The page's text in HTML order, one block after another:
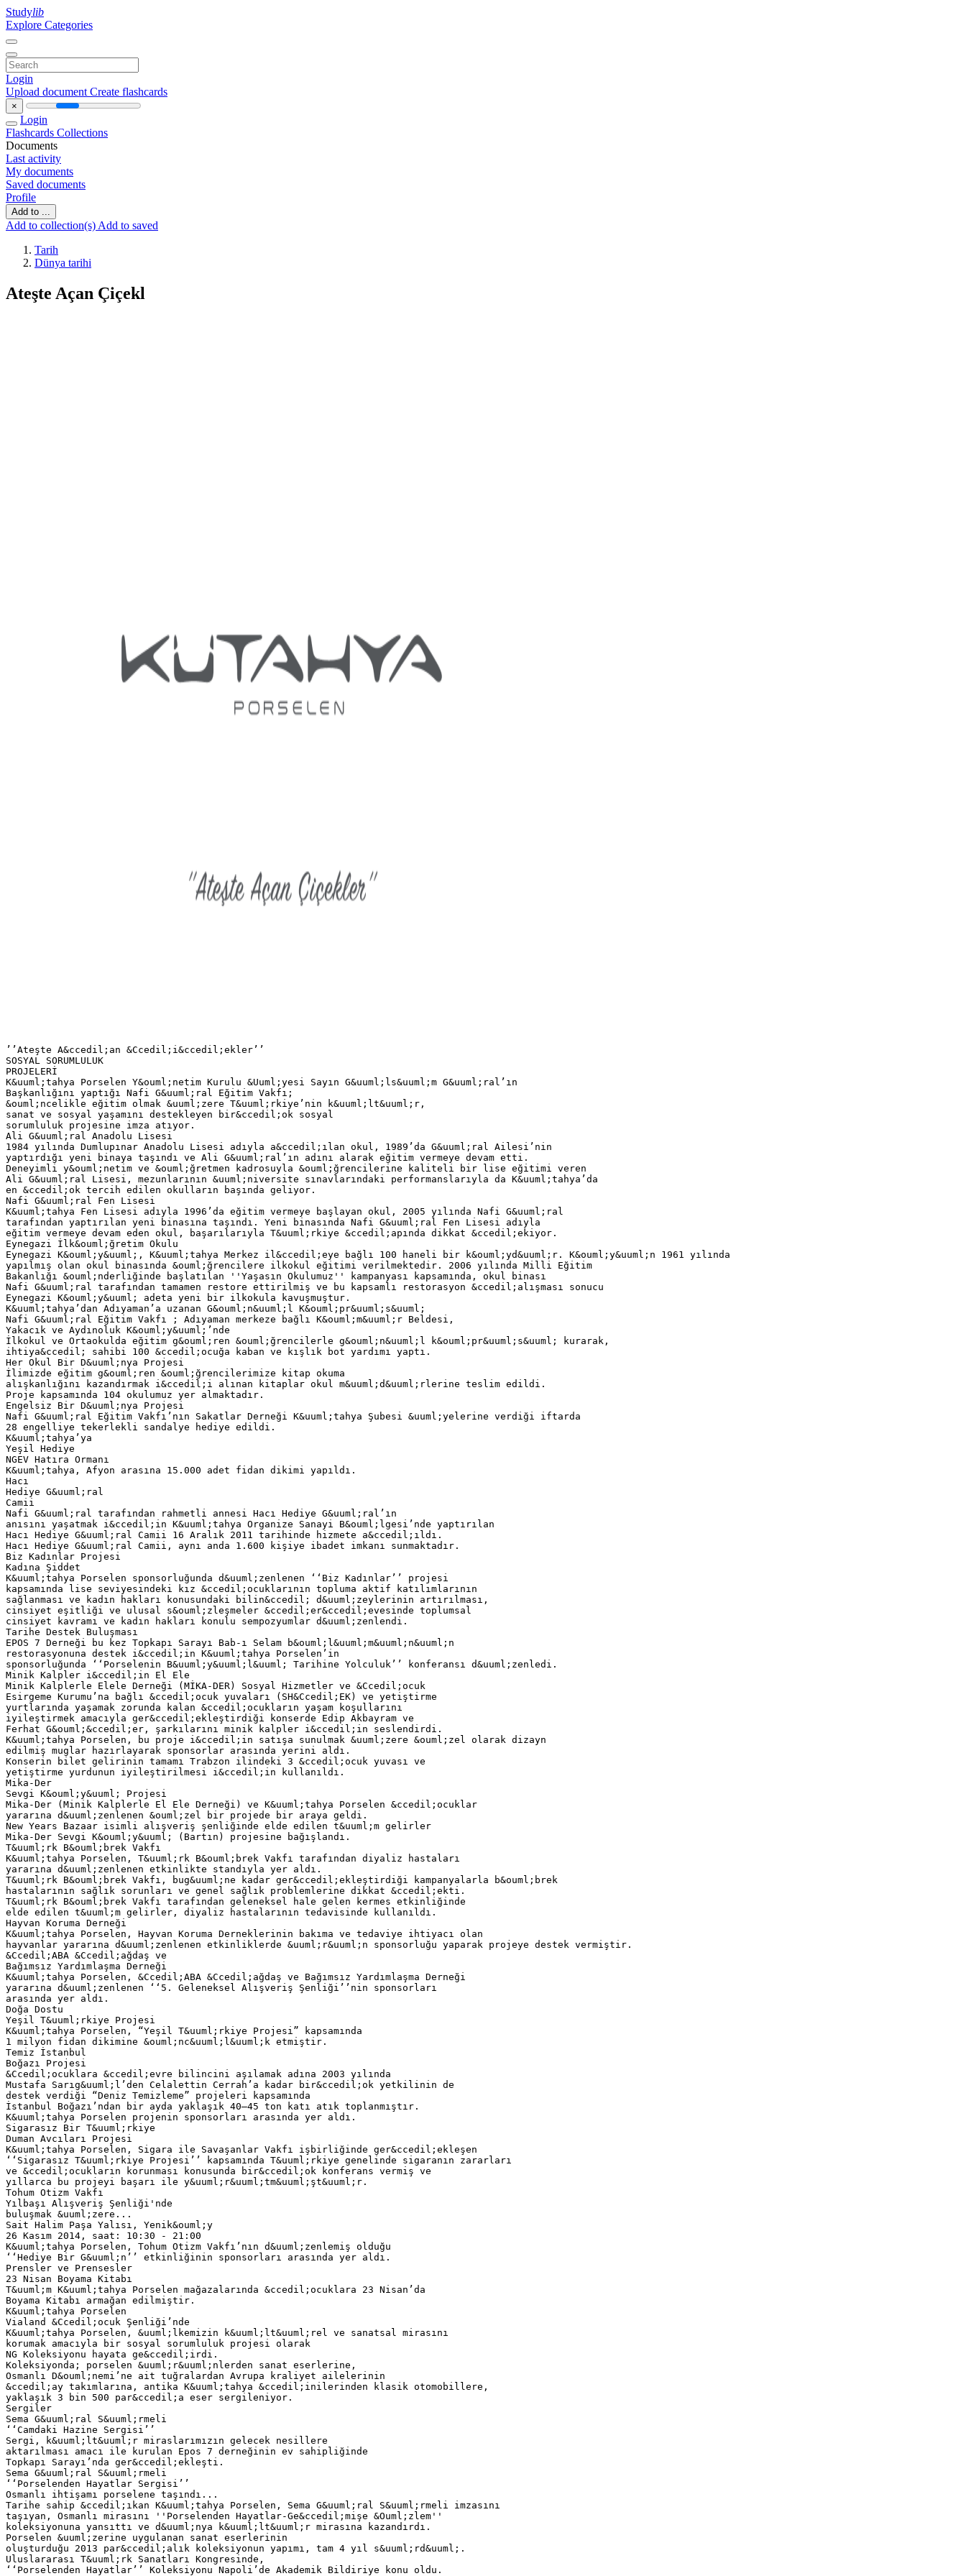
Studylib
Explore Categories
Login
Upload document Create flashcards
×
Login
Flashcards Collections
Documents
Last activity
My documents
Saved documents
Profile
Add to ...
Add to collection(s) Add to saved
Tarih
Dünya tarihi
Ateşte Açan Çiçekl
’’Ateşte A&ccedil;an &Ccedil;i&ccedil;ekler’’
SOSYAL SORUMLULUK
PROJELERİ
K&uuml;tahya Porselen Y&ouml;netim Kurulu &Uuml;yesi Sayın G&uuml;ls&uuml;m G&uuml;ral’ın
Başkanlığını yaptığı Nafi G&uuml;ral Eğitim Vakfı;
&ouml;ncelikle eğitim olmak &uuml;zere T&uuml;rkiye’nin k&uuml;lt&uuml;r,
sanat ve sosyal yaşamını destekleyen bir&ccedil;ok sosyal
sorumluluk projesine imza atıyor.
Ali G&uuml;ral Anadolu Lisesi
1984 yılında Dumlupınar Anadolu Lisesi adıyla a&ccedil;ılan okul, 1989’da G&uuml;ral Ailesi’nin
yaptırdığı yeni binaya taşındı ve Ali G&uuml;ral’ın adını alarak eğitim vermeye devam etti.
Deneyimli y&ouml;netim ve &ouml;ğretmen kadrosuyla &ouml;ğrencilerine kaliteli bir lise eğitimi veren
Ali G&uuml;ral Lisesi, mezunlarının &uuml;niversite sınavlarındaki performanslarıyla da K&uuml;tahya’da
en &ccedil;ok tercih edilen okulların başında geliyor.
Nafi G&uuml;ral Fen Lisesi
K&uuml;tahya Fen Lisesi adıyla 1996’da eğitim vermeye başlayan okul, 2005 yılında Nafi G&uuml;ral
tarafından yaptırılan yeni binasına taşındı. Yeni binasında Nafi G&uuml;ral Fen Lisesi adıyla
eğitim vermeye devam eden okul, başarılarıyla T&uuml;rkiye &ccedil;apında dikkat &ccedil;ekiyor.
Eynegazi İlk&ouml;ğretim Okulu
Eynegazi K&ouml;y&uuml;, K&uuml;tahya Merkez il&ccedil;eye bağlı 100 haneli bir k&ouml;yd&uuml;r. K&ouml;y&uuml;n 1961 yılında
yapılmış olan okul binasında &ouml;ğrencilere ilkokul eğitimi verilmektedir. 2006 yılında Milli Eğitim
Bakanlığı &ouml;nderliğinde başlatılan ''Yaşasın Okulumuz'' kampanyası kapsamında, okul binası
Nafi G&uuml;ral tarafından tamamen restore ettirilmiş ve bu kapsamlı restorasyon &ccedil;alışması sonucu
Eynegazi K&ouml;y&uuml; adeta yeni bir ilkokula kavuşmuştur.
K&uuml;tahya’dan Adıyaman’a uzanan G&ouml;n&uuml;l K&ouml;pr&uuml;s&uuml;
Nafi G&uuml;ral Eğitim Vakfı ; Adıyaman merkeze bağlı K&ouml;m&uuml;r Beldesi,
Yakacık ve Aydınoluk K&ouml;y&uuml;’nde
İlkokul ve Ortaokulda eğitim g&ouml;ren &ouml;ğrencilerle g&ouml;n&uuml;l k&ouml;pr&uuml;s&uuml; kurarak,
ihtiya&ccedil; sahibi 100 &ccedil;ocuğa kaban ve kışlık bot yardımı yaptı.
Her Okul Bir D&uuml;nya Projesi
İlimizde eğitim g&ouml;ren &ouml;ğrencilerimize kitap okuma
alışkanlığını kazandırmak i&ccedil;i alınan kitaplar okul m&uuml;d&uuml;rlerine teslim edildi.
Proje kapsamında 104 okulumuz yer almaktadır.
Engelsiz Bir D&uuml;nya Projesi
Nafi G&uuml;ral Eğitim Vakfı’nın Sakatlar Derneği K&uuml;tahya Şubesi &uuml;yelerine verdiği iftarda
28 engelliye tekerlekli sandalye hediye edildi.
K&uuml;tahya’ya
Yeşil Hediye
NGEV Hatıra Ormanı
K&uuml;tahya, Afyon arasına 15.000 adet fidan dikimi yapıldı.
Hacı
Hediye G&uuml;ral
Camii
Nafi G&uuml;ral tarafından rahmetli annesi Hacı Hediye G&uuml;ral’ın
anısını yaşatmak i&ccedil;in K&uuml;tahya Organize Sanayi B&ouml;lgesi’nde yaptırılan
Hacı Hediye G&uuml;ral Camii 16 Aralık 2011 tarihinde hizmete a&ccedil;ıldı.
Hacı Hediye G&uuml;ral Camii, aynı anda 1.600 kişiye ibadet imkanı sunmaktadır.
Biz Kadınlar Projesi
Kadına Şiddet
K&uuml;tahya Porselen sponsorluğunda d&uuml;zenlenen ‘‘Biz Kadınlar’’ projesi
kapsamında lise seviyesindeki kız &ccedil;ocuklarının topluma aktif katılımlarının
sağlanması ve kadın hakları konusundaki bilin&ccedil; d&uuml;zeylerinin artırılması,
cinsiyet eşitliği ve ulusal s&ouml;zleşmeler &ccedil;er&ccedil;evesinde toplumsal
cinsiyet kavramı ve kadın hakları konulu sempozyumlar d&uuml;zenlendi.
Tarihe Destek Buluşması
EPOS 7 Derneği bu kez Topkapı Sarayı Bab-ı Selam b&ouml;l&uuml;m&uuml;n&uuml;n
restorasyonuna destek i&ccedil;in K&uuml;tahya Porselen’in
sponsorluğunda ‘‘Porselenin B&uuml;y&uuml;l&uuml; Tarihine Yolculuk’’ konferansı d&uuml;zenledi.
Minik Kalpler i&ccedil;in El Ele
Minik Kalplerle Elele Derneği (MİKA-DER) Sosyal Hizmetler ve &Ccedil;ocuk
Esirgeme Kurumu’na bağlı &ccedil;ocuk yuvaları (SH&Ccedil;EK) ve yetiştirme
yurtlarında yaşamak zorunda kalan &ccedil;ocukların yaşam koşullarını
iyileştirmek amacıyla ger&ccedil;ekleştirdiği konserde Edip Akbayram ve
Ferhat G&ouml;&ccedil;er, şarkılarını minik kalpler i&ccedil;in seslendirdi.
K&uuml;tahya Porselen, bu proje i&ccedil;in satışa sunulmak &uuml;zere &ouml;zel olarak dizayn
edilmiş muglar hazırlayarak sponsorlar arasında yerini aldı.
Konserin bilet gelirinin tamamı Trabzon ilindeki 3 &ccedil;ocuk yuvası ve
yetiştirme yurdunun iyileştirilmesi i&ccedil;in kullanıldı.
Mika-Der
Sevgi K&ouml;y&uuml; Projesi
Mika-Der (Minik Kalplerle El Ele Derneği) ve K&uuml;tahya Porselen &ccedil;ocuklar
yararına d&uuml;zenlenen &ouml;zel bir projede bir araya geldi.
New Years Bazaar isimli alışveriş şenliğinde elde edilen t&uuml;m gelirler
Mika-Der Sevgi K&ouml;y&uuml; (Bartın) projesine bağışlandı.
T&uuml;rk B&ouml;brek Vakfı
K&uuml;tahya Porselen, T&uuml;rk B&ouml;brek Vakfı tarafından diyaliz hastaları
yararına d&uuml;zenlenen etkinlikte standıyla yer aldı.
T&uuml;rk B&ouml;brek Vakfı, bug&uuml;ne kadar ger&ccedil;ekleştirdiği kampanyalarla b&ouml;brek
hastalarının sağlık sorunları ve genel sağlık problemlerine dikkat &ccedil;ekti.
T&uuml;rk B&ouml;brek Vakfı tarafından geleneksel hale gelen kermes etkinliğinde
elde edilen t&uuml;m gelirler, diyaliz hastalarının tedavisinde kullanıldı.
Hayvan Koruma Derneği
K&uuml;tahya Porselen, Hayvan Koruma Derneklerinin bakıma ve tedaviye ihtiyacı olan
hayvanlar yararına d&uuml;zenlenen etkinliklerde &uuml;r&uuml;n sponsorluğu yaparak projeye destek vermiştir.
&Ccedil;ABA &Ccedil;ağdaş ve
Bağımsız Yardımlaşma Derneği
K&uuml;tahya Porselen, &Ccedil;ABA &Ccedil;ağdaş ve Bağımsız Yardımlaşma Derneği
yararına d&uuml;zenlenen ‘‘5. Geleneksel Alışveriş Şenliği’’nin sponsorları
arasında yer aldı.
Doğa Dostu
Yeşil T&uuml;rkiye Projesi
K&uuml;tahya Porselen, “Yeşil T&uuml;rkiye Projesi” kapsamında
1 milyon fidan dikimine &ouml;nc&uuml;l&uuml;k etmiştir.
Temiz İstanbul
Boğazı Projesi
&Ccedil;ocuklara &ccedil;evre bilincini aşılamak adına 2003 yılında
Mustafa Sarıg&uuml;l’den Celalettin Cerrah’a kadar bir&ccedil;ok yetkilinin de
destek verdiği “Deniz Temizleme” projeleri kapsamında
İstanbul Boğazı’ndan bir ayda yaklaşık 40–45 ton katı atık toplanmıştır.
K&uuml;tahya Porselen projenin sponsorları arasında yer aldı.
Sigarasız Bir T&uuml;rkiye
Duman Avcıları Projesi
K&uuml;tahya Porselen, Sigara ile Savaşanlar Vakfı işbirliğinde ger&ccedil;ekleşen
‘‘Sigarasız T&uuml;rkiye Projesi’’ kapsamında T&uuml;rkiye genelinde sigaranın zararları
ve &ccedil;ocukların korunması konusunda bir&ccedil;ok konferans vermiş ve
yıllarca bu projeyi başarı ile y&uuml;r&uuml;tm&uuml;şt&uuml;r.
Tohum Otizm Vakfı
Yılbaşı Alışveriş Şenliği'nde
buluşmak &uuml;zere...
Sait Halim Paşa Yalısı, Yenik&ouml;y
26 Kasım 2014, saat: 10:30 - 21:00
K&uuml;tahya Porselen, Tohum Otizm Vakfı’nın d&uuml;zenlemiş olduğu
‘‘Hediye Bir G&uuml;n’’ etkinliğinin sponsorları arasında yer aldı.
Prensler ve Prensesler
23 Nisan Boyama Kitabı
T&uuml;m K&uuml;tahya Porselen mağazalarında &ccedil;ocuklara 23 Nisan’da
Boyama Kitabı armağan edilmiştir.
K&uuml;tahya Porselen
Vialand &Ccedil;ocuk Şenliği’nde
K&uuml;tahya Porselen, &uuml;lkemizin k&uuml;lt&uuml;rel ve sanatsal mirasını
korumak amacıyla bir sosyal sorumluluk projesi olarak
NG Koleksiyonu hayata ge&ccedil;irdi.
Koleksiyonda; porselen &uuml;r&uuml;nlerden sanat eserlerine,
Osmanlı D&ouml;nemi’ne ait tuğralardan Avrupa kraliyet ailelerinin
&ccedil;ay takımlarına, antika K&uuml;tahya &ccedil;inilerinden klasik otomobillere,
yaklaşık 3 bin 500 par&ccedil;a eser sergileniyor.
Sergiler
Sema G&uuml;ral S&uuml;rmeli
‘‘Camdaki Hazine Sergisi’’
Sergi, k&uuml;lt&uuml;r miraslarımızın gelecek nesillere
aktarılması amacı ile kurulan Epos 7 derneğinin ev sahipliğinde
Topkapı Sarayı’nda ger&ccedil;ekleşti.
Sema G&uuml;ral S&uuml;rmeli
‘‘Porselenden Hayatlar Sergisi’’
Osmanlı ihtişamı porselene taşındı...
Tarihe sahip &ccedil;ıkan K&uuml;tahya Porselen, Sema G&uuml;ral S&uuml;rmeli imzasını
taşıyan, Osmanlı mirasını ''Porselenden Hayatlar-Ge&ccedil;mişe &Ouml;zlem''
koleksiyonuna yansıttı ve d&uuml;nya k&uuml;lt&uuml;r mirasına kazandırdı.
Porselen &uuml;zerine uygulanan sanat eserlerinin
oluşturduğu 2013 par&ccedil;alık koleksiyonun yapımı, tam 4 yıl s&uuml;rd&uuml;.
Uluslararası T&uuml;rk Sanatları Kongresinde,
‘‘Porselenden Hayatlar’’ Koleksiyonu Napoli’de Akademik Bildiriye konu oldu.